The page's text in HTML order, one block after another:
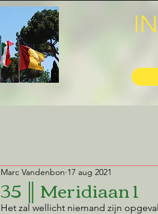
35 ║ Meridiaan 1
Marc Vandenbon 17 aug 2021
Het zal wellicht niemand zijn